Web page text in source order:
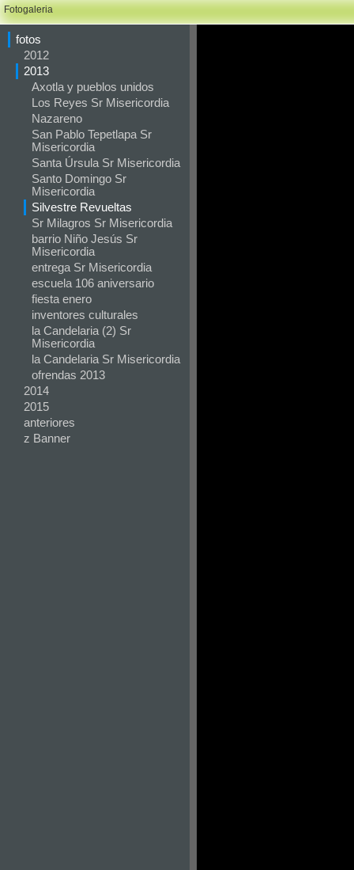
Fotogaleria
fotos
2012
2013
Axotla y pueblos unidos
Los Reyes Sr Misericordia
Nazareno
San Pablo Tepetlapa Sr
Misericordia
Santa Úrsula Sr Misericordia
Santo Domingo Sr
Misericordia
Silvestre Revueltas
Sr Milagros Sr Misericordia
barrio Niño Jesús Sr
Misericordia
entrega Sr Misericordia
escuela 106 aniversario
fiesta enero
inventores culturales
la Candelaria (2) Sr
Misericordia
la Candelaria Sr Misericordia
ofrendas 2013
2014
2015
anteriores
z Banner